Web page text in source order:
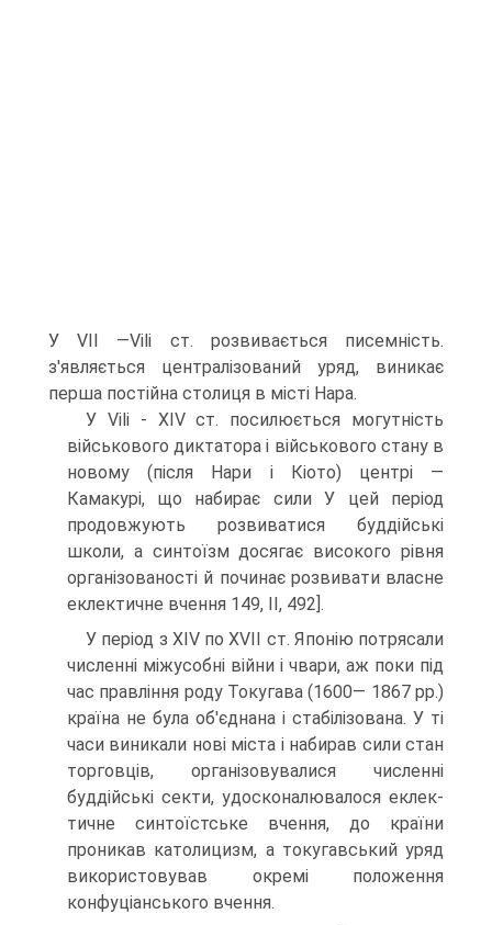
У VII —Vili ст. розвивається писем­ність.
з'являється централізований уряд, виникає
перша постійна столиця в місті Нара.
У Vili - XIV ст. посилюється могутність
військового диктатора і військово­го стану в
новому (після Нари і Кіото) центрі —
Камакурі, що набирає сили У цей період
продовжують розвиватися буддійські
школи, а синтоїзм досягає високого рівня
організованості й починає розвивати власне
еклектичне вчення 149, II, 492].
У період з XIV по XVII ст. Японію потрясали
численні міжусобні війни і чвари, аж поки під
час правління роду Токугава (1600— 1867 рр.)
країна не була об'єднана і стабілізована. У ті
часи виникали нові міста і набирав сили стан
торговців, організовувалися численні
буддійські секти, удосконалювалося еклек­
тичне синтоїстське вчення, до країни
проникав католицизм, а токугавський уряд
використовував окремі положення
конфуціанського вчення.